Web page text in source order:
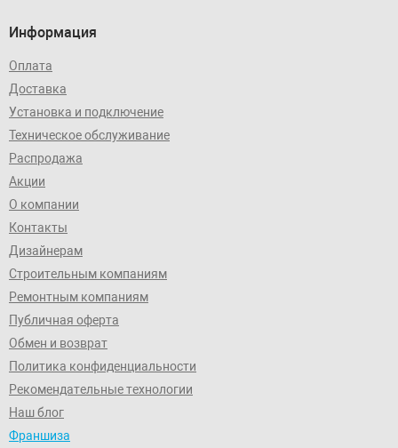
Информация
Оплата
Доставка
Установка и подключение
Техническое обслуживание
Распродажа
Акции
О компании
Контакты
Дизайнерам
Строительным компаниям
Ремонтным компаниям
Публичная оферта
Обмен и возврат
Политика конфиденциальности
Рекомендательные технологии
Наш блог
Франшиза